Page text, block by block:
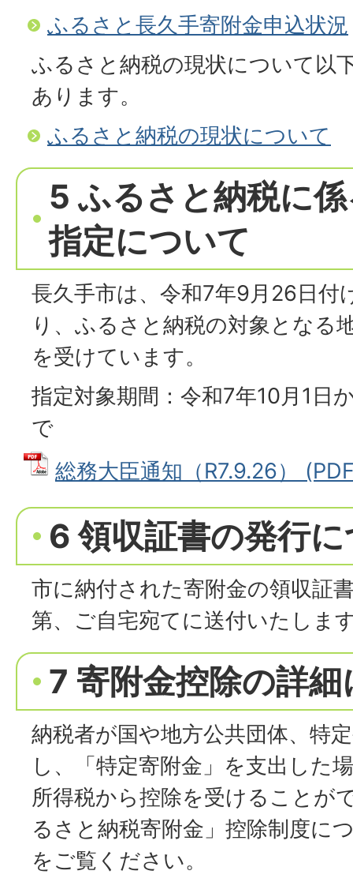
ふるさと長久手寄附金申込状況
ふるさと納税の現状について以
あります。
ふるさと納税の現状について
5 ふるさと納税に
指定について
長久手市は、令和7年9月26日付
り、ふるさと納税の対象となる
を受けています。
指定対象期間：令和7年10月1日
で
総務大臣通知（R7.9.26）
6 領収証書の発行
市に納付された寄附金の領収証
第、ご自宅宛てに送付いたしま
7 寄附金控除の詳
納税者が国や地方公共団体、特
し、「特定寄附金」を支出した
所得税から控除を受けることが
るさと納税寄附金」控除制度に
をご覧ください。